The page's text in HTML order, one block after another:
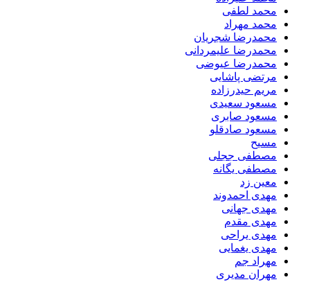
محمد لطفی
محمد مهراد
محمدرضا شجریان
محمدرضا علیمردانی
محمدرضا عیوضی
مرتضی پاشایی
مریم حیدرزاده
مسعود سعیدی
مسعود صابری
مسعود صادقلو
مسیح
مصطفی ججلی
مصطفی یگانه
معین زد
مهدی احمدوند
مهدی جهانی
مهدی مقدم
مهدی یراحی
مهدی یغمایی
مهراد جم
مهران مدیری